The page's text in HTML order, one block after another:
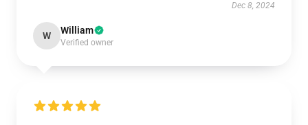
Dec 8, 2024
W William
Verified owner